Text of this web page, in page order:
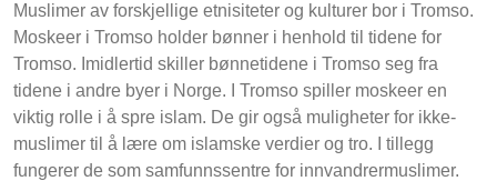
Muslimer av forskjellige etnisiteter og kulturer bor i Tromso.
Moskeer i Tromso holder bønner i henhold til tidene for
Tromso. Imidlertid skiller bønnetidene i Tromso seg fra
tidene i andre byer i Norge. I Tromso spiller moskeer en
viktig rolle i å spre islam. De gir også muligheter for ikke-
muslimer til å lære om islamske verdier og tro. I tillegg
fungerer de som samfunnssentre for innvandrermuslimer.